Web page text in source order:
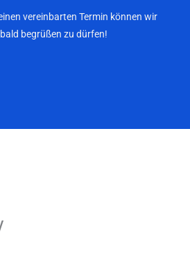
vereinbarten Termin können wir
begrüßen zu dürfen!